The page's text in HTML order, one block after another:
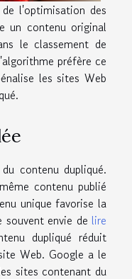
l'optimisation des
un contenu original
le classement de
préfère ce
les sites Web
contenu dupliqué.
contenu publié
unique favorise la
envie de lire
dupliqué réduit
Web. Google a le
sites contenant du